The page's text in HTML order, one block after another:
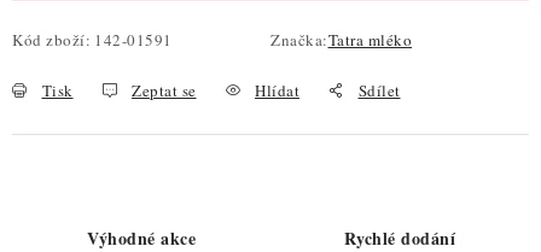
Kód zboží: 142-01591 Značka:Tatra mléko
Tisk Zeptat se Hlídat Sdílet
Výhodné akce Rychlé dodání